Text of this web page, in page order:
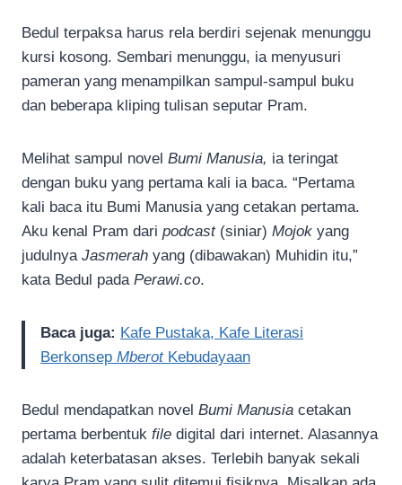
Bedul terpaksa harus rela berdiri sejenak menunggu
kursi kosong. Sembari menunggu, ia menyusuri
pameran yang menampilkan sampul-sampul buku
dan beberapa kliping tulisan seputar Pram.
Melihat sampul novel Bumi Manusia, ia teringat
dengan buku yang pertama kali ia baca. “Pertama
kali baca itu Bumi Manusia yang cetakan pertama.
Aku kenal Pram dari podcast(siniar) Mojok yang
judulnya Jasmerah yang (dibawakan) Muhidin itu,”
kata Bedul pada Perawi.co.
Baca juga: Kafe Pustaka, Kafe Literasi
Berkonsep Mberot Kebudayaan
Bedul mendapatkan novel Bumi Manusia cetakan
pertama berbentuk file digital dari internet. Alasannya
adalah keterbatasan akses. Terlebih banyak sekali